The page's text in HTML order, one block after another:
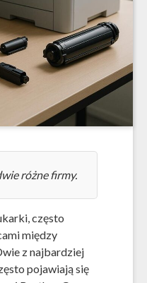
różne firmy.
często
między
z najbardziej
pojawiają się